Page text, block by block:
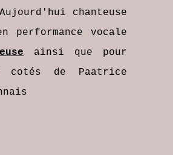
chanteuse
performance vocale
ainsi que pour
cotés de Paatrice